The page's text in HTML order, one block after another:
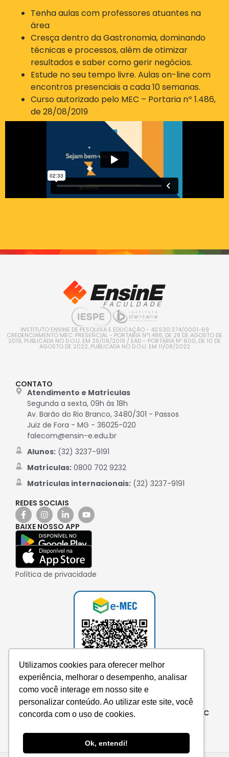
Utilizamos cookies para oferecer melhor
experiência, melhorar o desempenho, analisar
como você interage em nosso site e
personalizar conteúdo. Ao utilizar este site, você
concorda com o uso de cookies.
Ok, entendi!
Tenha aulas com professores atuantes na
área
Cresça dentro da Gastronomia, dominando
técnicas e processos, além de otimizar
resultados e saber como gerir negócios.
Estude no seu tempo livre. Aulas on-line com
encontros presenciais a cada 10 semanas.
Curso autorizado pelo MEC – Portaria nº 1.486,
de 28/08/2019
INSTITUTO ENSINE DE PESQUISA E EDUCAÇÃO - 42.530.374/0001-69
CREDENCIAMENTO MEC: PRESENCIAL - PORTARIA Nº1.486, DE 28 DE AGOSTO DE
2019, PUBLICADA NO D.O.U. EM 29/08/2019 / EAD – PORTARIA Nº 600, DE 10 DE
AGOSTO DE 2022, PUBLICADA NO D.O.U. EM 11/08/2022
CONTATO
Atendimento e Matrículas
Segunda a sexta, 09h às 18h
Av. Barão do Rio Branco, 3480/301 - Passos
Juiz de Fora - MG - 36025-020
falecom@ensin-e.edu.br
Alunos:(32) 3237-9191
Matrículas:0800 702 9232
Matrículas internacionais:(32) 3237-9191
REDES SOCIAIS
BAIXE NOSSO APP
Política de privacidade
Consulte aqui o cadastro da instituição no e-MEC